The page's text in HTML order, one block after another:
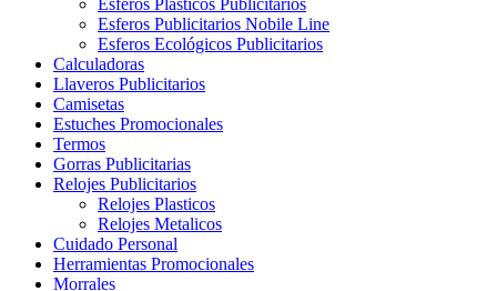
Esferos Plásticos Publicitarios
Esferos Publicitarios Nobile Line
Esferos Ecológicos Publicitarios
Calculadoras
Llaveros Publicitarios
Camisetas
Estuches Promocionales
Termos
Gorras Publicitarias
Relojes Publicitarios
Relojes Plasticos
Relojes Metalicos
Cuidado Personal
Herramientas Promocionales
Morrales